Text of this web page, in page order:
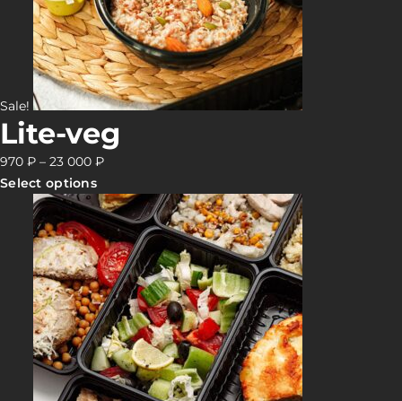
Sale!
Lite-veg
970 ₽ – 23 000 ₽
Select options